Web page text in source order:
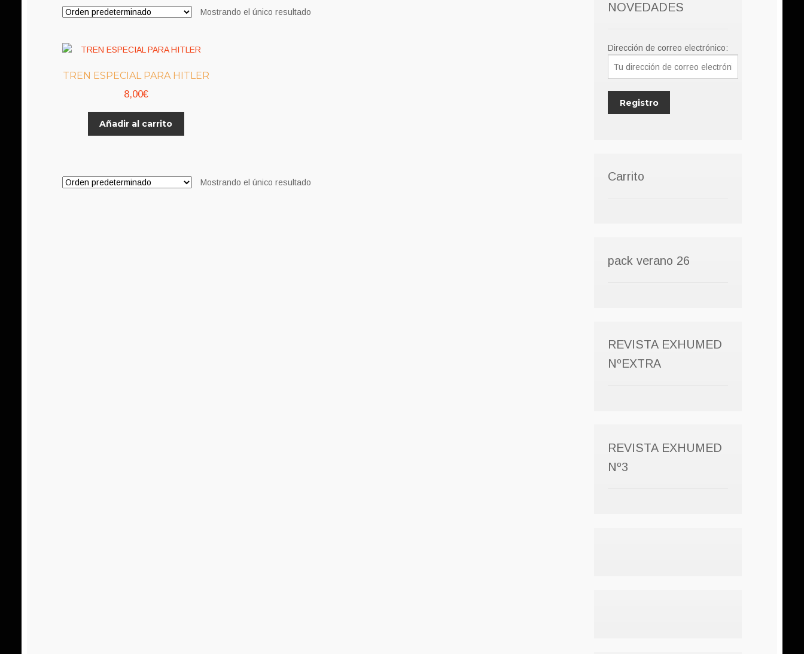
Mostrando el único resultado
TREN ESPECIAL PARA HITLER
8,00€
Añadir al carrito
Mostrando el único resultado
NOVEDADES
Dirección de correo electrónico:
Carrito
pack verano 26
REVISTA EXHUMED
NºEXTRA
REVISTA EXHUMED
Nº3